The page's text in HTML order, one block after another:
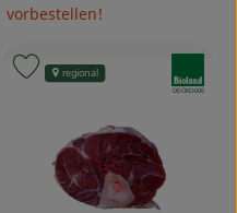
vorbestellen!
, Kontrollstelle:
DE-ÖKO-006
regional
Produkt zu Favouriten